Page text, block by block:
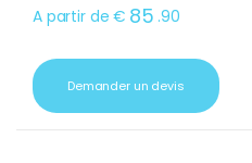
A partir de € 85 .90
Demander un devis